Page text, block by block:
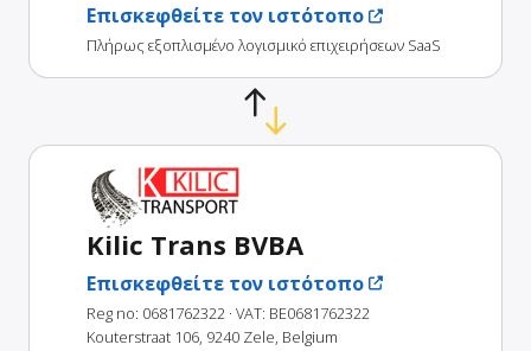
Επισκεφθείτε τον ιστότοπο
Πλήρως εξοπλισμένο λογισμικό επιχειρήσεων SaaS
Kilic Trans BVBA
Επισκεφθείτε τον ιστότοπο
Reg no: 0681762322 · VAT: BE0681762322
Kouterstraat 106, 9240 Zele, Belgium